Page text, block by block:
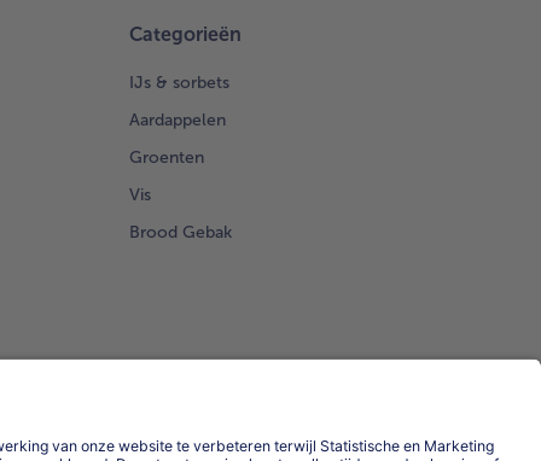
Categorieën
IJs & sorbets
Aardappelen
Groenten
Vis
Brood Gebak